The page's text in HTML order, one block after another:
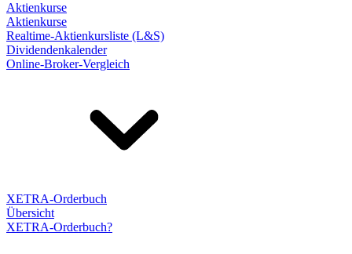
Aktienkurse
Aktienkurse
Realtime-Aktienkursliste (L&S)
Dividendenkalender
Online-Broker-Vergleich
XETRA-Orderbuch
Übersicht
XETRA-Orderbuch?